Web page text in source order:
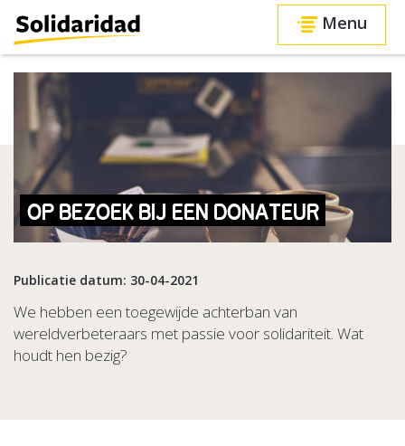
Menu
OP BEZOEK BIJ EEN DONATEUR
Publicatie datum: 30-04-2021
We hebben een toegewijde achterban van
wereldverbeteraars met passie voor solidariteit. Wat
houdt hen bezig?